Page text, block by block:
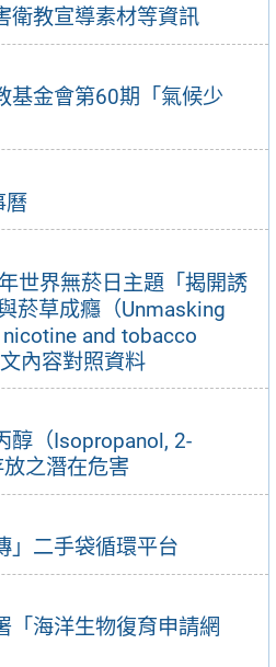
衛教宣導素材等資訊
基金會第60期「氣候少
曆
世界無菸日主題「揭開誘
菸草成癮（Unmasking
and tobacco
內容對照資料
醇（Isopropanol, 2-
之潛在危害
」二手袋循環平台
「海洋生物復育申請網